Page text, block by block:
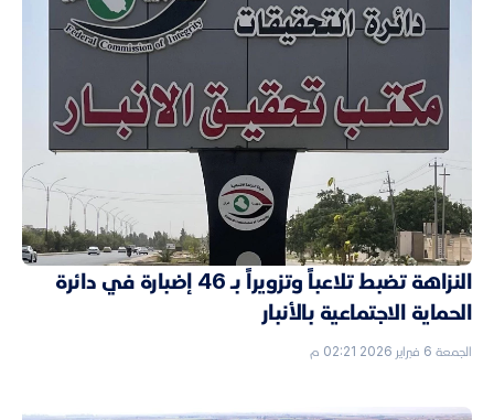
النزاهة تضبط تلاعباً وتزويراً بـ 46 إضبارة في دائرة
الحماية الاجتماعية بالأنبار
الجمعة 6 فبراير 2026 02:21 م